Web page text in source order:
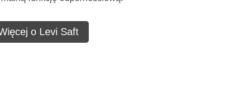
o Levi Saft